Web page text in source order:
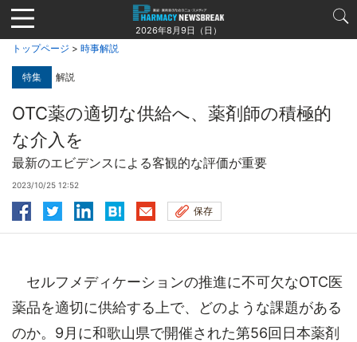
Jump
to
navigation
2026年8月9日（日）
トップページ > 時事解説
特集 解説
OTC薬の適切な供給へ、薬剤師の積極的
な介入を
最新のエビデンスによる客観的な評価が重要
2023/10/25 12:52
保存
セルフメディケーションの推進に不可欠なOTC医
薬品を適切に供給する上で、どのような課題がある
のか。9月に和歌山県で開催された第56回日本薬剤